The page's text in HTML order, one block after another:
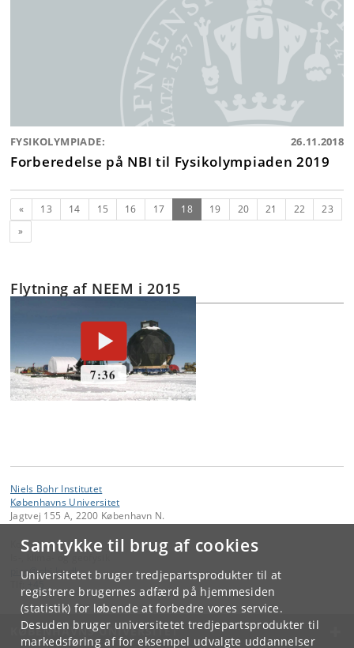
Samtykke til brug af cookies
Universitetet bruger tredjepartsprodukter til at
registrere brugernes adfærd på hjemmesiden
(statistik) for løbende at forbedre vores service.
Desuden bruger universitetet tredjepartsprodukter til
markedsføring af for eksempel udvalgte uddannelser
FYSIKOLYMPIADE: 26.11.2018
Forberedelse på NBI til Fysikolympiaden 2019
Forrige
« 13 14 15 16 17 18(nuværende)
19 20 21 22
23
Næste
»
Flytning af NEEM i 2015
Niels Bohr Institutet
Københavns Universitet
Jagtvej 155 A, 2200 København N.
Kontakt:
Is-, klima- og geofysik
pice@nbi .ku.dk
KØBENHAVNS UNIVERSITET